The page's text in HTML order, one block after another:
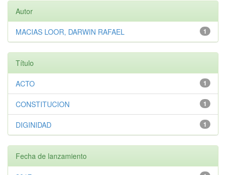
Autor
1
MACIAS LOOR, DARWIN RAFAEL
Título
1
ACTO
1
CONSTITUCION
1
DIGINIDAD
Fecha de lanzamiento